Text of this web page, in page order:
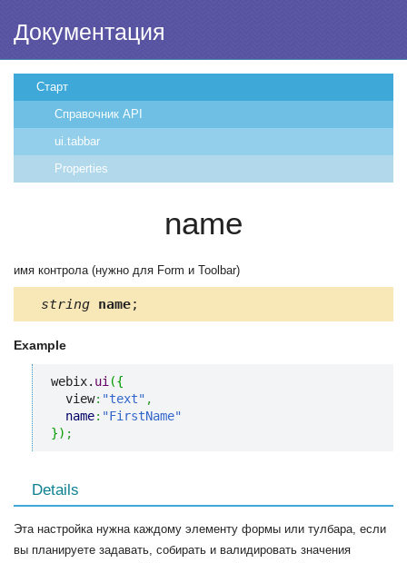
Документация
Старт
Справочник API
ui.tabbar
Properties
name
имя контрола (нужно для Form и Toolbar)
string name;
Example
webix. ui ({
  view
: "text" ,
name: "FirstName"
}) ;
Details
Эта настройка нужна каждому элементу формы или тулбара, если
вы планируете задавать, собирать и валидировать значения